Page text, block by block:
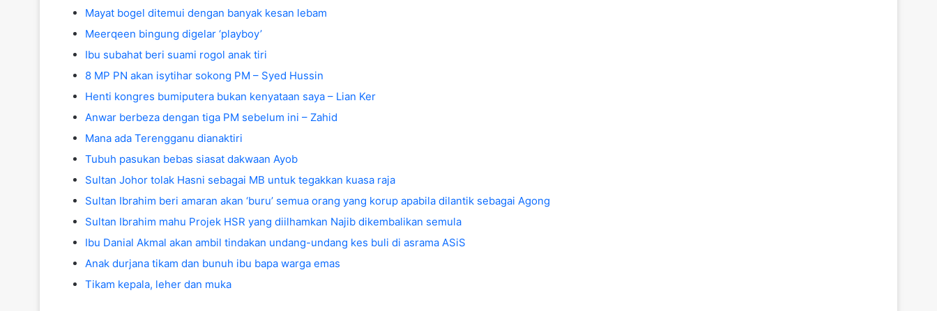
Mayat bogel ditemui dengan banyak kesan lebam
Meerqeen bingung digelar ‘playboy’
Ibu subahat beri suami rogol anak tiri
8 MP PN akan isytihar sokong PM – Syed Hussin
Henti kongres bumiputera bukan kenyataan saya – Lian Ker
Anwar berbeza dengan tiga PM sebelum ini – Zahid
Mana ada Terengganu dianaktiri
Tubuh pasukan bebas siasat dakwaan Ayob
Sultan Johor tolak Hasni sebagai MB untuk tegakkan kuasa raja
Sultan Ibrahim beri amaran akan ‘buru’ semua orang yang korup apabila dilantik sebagai Agong
Sultan Ibrahim mahu Projek HSR yang diilhamkan Najib dikembalikan semula
Ibu Danial Akmal akan ambil tindakan undang-undang kes buli di asrama ASiS
Anak durjana tikam dan bunuh ibu bapa warga emas
Tikam kepala, leher dan muka